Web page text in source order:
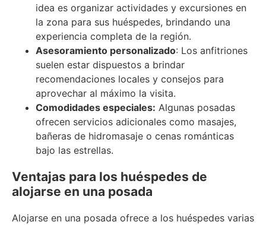
idea es organizar actividades y excursiones en
la zona para sus huéspedes, brindando una
experiencia completa de la región.
Asesoramiento personalizado: Los anfitriones
suelen estar dispuestos a brindar
recomendaciones locales y consejos para
aprovechar al máximo la visita.
Comodidades especiales: Algunas posadas
ofrecen servicios adicionales como masajes,
bañeras de hidromasaje o cenas románticas
bajo las estrellas.
Ventajas para los huéspedes de
alojarse en una posada
Alojarse en una posada ofrece a los huéspedes varias